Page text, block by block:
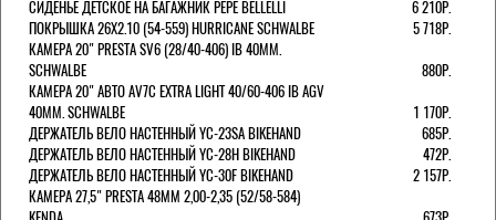
СИДЕНЬЕ ДЕТСКОЕ НА БАГАЖНИК PEPE BELLELLI
6 210Р.
ПОКРЫШКА 26X2.10 (54-559) HURRICANE SCHWALBE
5 718Р.
КАМЕРА 20" PRESTA SV6 (28/40-406) IB 40MM.
SCHWALBE
880Р.
КАМЕРА 20" АВТО AV7C EXTRA LIGHT 40/60-406 IB AGV
40MM. SCHWALBE
1 170Р.
ДЕРЖАТЕЛЬ ВЕЛО НАСТЕННЫЙ YC-23SA BIKEHAND
685Р.
ДЕРЖАТЕЛЬ ВЕЛО НАСТЕННЫЙ YC-28H BIKEHAND
472Р.
ДЕРЖАТЕЛЬ ВЕЛО НАСТЕННЫЙ YC-30F BIKEHAND
2 157Р.
КАМЕРА 27,5" PRESTA 48ММ 2,00-2,35 (52/58-584)